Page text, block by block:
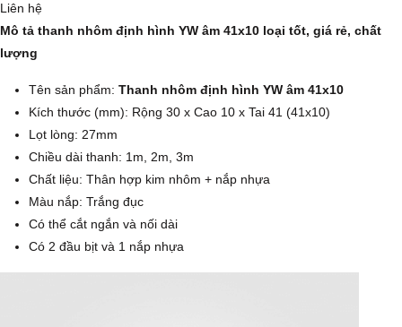
Liên hệ
Mô tả thanh nhôm định hình YW âm 41x10 loại tốt, giá rẻ, chất
lượng
Tên sản phẩm: Thanh nhôm định hình YW âm 41x10
Kích thước (mm): Rộng 30 x Cao 10 x Tai 41 (41x10)
Lọt lòng: 27mm
Chiều dài thanh: 1m, 2m, 3m
Chất liệu: Thân hợp kim nhôm + nắp nhựa
Màu nắp: Trắng đục
Có thể cắt ngắn và nối dài
Có 2 đầu bịt và 1 nắp nhựa